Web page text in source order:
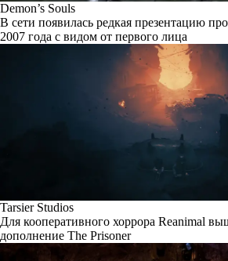
Demon’s Souls
В сети появилась редкая презентацию
2007 года с видом от первого лица
Tarsier Studios
Для кооперативного хоррора Reanimal
дополнение The Prisoner